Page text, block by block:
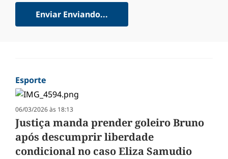
Enviar Enviando...
Esporte
06/03/2026 às 18:13
Justiça manda prender goleiro Bruno
após descumprir liberdade
condicional no caso Eliza Samudio